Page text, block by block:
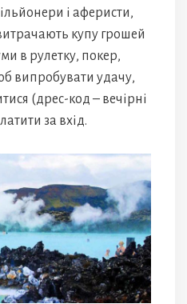
і аферисти,
купу грошей
в рулетку, покер,
випробувати удачу,
(дрес-код – вечірні
за вхід.